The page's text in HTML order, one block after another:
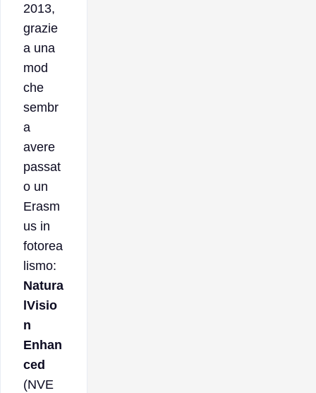
2013,
grazie
a una
mod
che
sembr
a
avere
passat
o un
Erasm
us in
fotorea
lismo:
Natura
lVisio
n
Enhan
ced
(NVE